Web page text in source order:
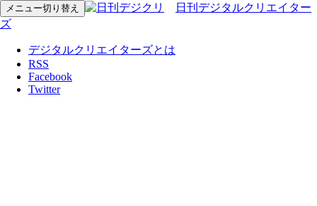
メニュー切り替え
日刊デジタルクリエイター
ズ
デジタルクリエイターズとは
RSS
Facebook
Twitter